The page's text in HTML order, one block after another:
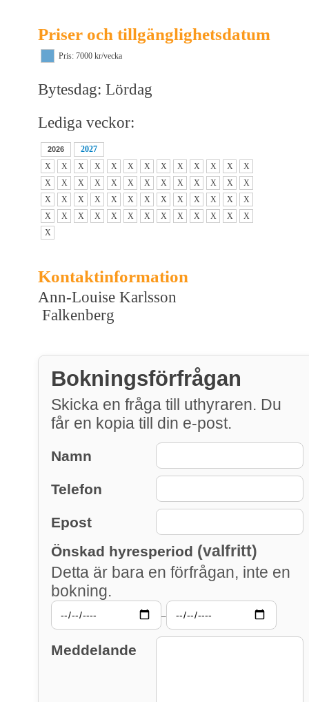
Priser och tillgänglighetsdatum
Pris: 7000 kr/vecka
Bytesdag: Lördag
Lediga veckor:
2026
2027
X
X X X X X X X X X X X
X
X
X X X X X X X X X X X
X
X
X X X X X X X X X X X
X
X
X X X X X X X X X X X
X
X
Kontaktinformation
Ann-Louise Karlsson
Falkenberg
Bokningsförfrågan
Skicka en fråga till uthyraren. Du
får en kopia till din e-post.
Namn
Telefon
Epost
Önskad hyresperiod (valfritt)
Detta är bara en förfrågan, inte en
bokning.
–
Meddelande